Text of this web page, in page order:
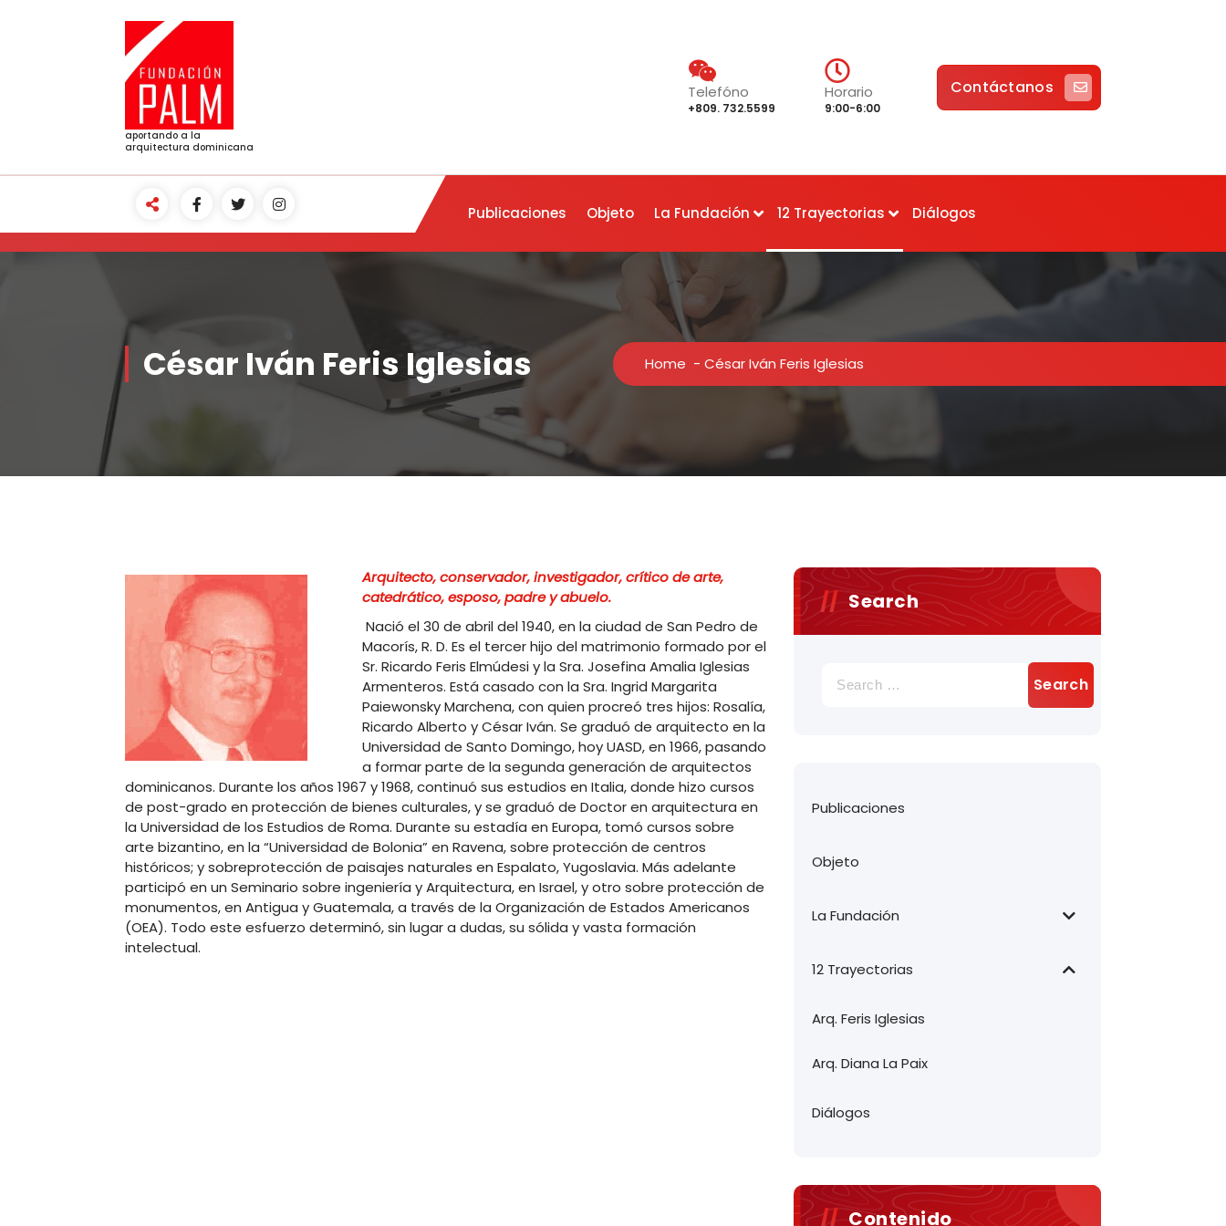
aportando a la
arquitectura dominicana
Telefóno
+809. 732.5599
Horario
9:00-6:00
Contáctanos
Publicaciones Objeto La Fundación 12 Trayectorias Diálogos
César Iván Feris Iglesias Home - César Iván Feris Iglesias
Arquitecto, conservador, investigador, crítico de arte,
catedrático, esposo, padre y abuelo.
Nació el 30 de abril del 1940, en la ciudad de San Pedro de
Macorís, R. D. Es el tercer hijo del matrimonio formado por el
Sr. Ricardo Feris Elmúdesi y la Sra. Josefina Amalia Iglesias
Armenteros. Está casado con la Sra. Ingrid Margarita
Paiewonsky Marchena, con quien procreó tres hijos: Rosalía,
Ricardo Alberto y César Iván. Se graduó de arquitecto en la
Universidad de Santo Domingo, hoy UASD, en 1966, pasando
a formar parte de la segunda generación de arquitectos
dominicanos. Durante los años 1967 y 1968, continuó sus estudios en Italia, donde hizo cursos
de post-grado en protección de bienes culturales, y se graduó de Doctor en arquitectura en
la Universidad de los Estudios de Roma. Durante su estadía en Europa, tomó cursos sobre
arte bizantino, en la “Universidad de Bolonia” en Ravena, sobre protección de centros
históricos; y sobreprotección de paisajes naturales en Espalato, Yugoslavia. Más adelante
participó en un Seminario sobre ingeniería y Arquitectura, en Israel, y otro sobre protección de
monumentos, en Antigua y Guatemala, a través de la Organización de Estados Americanos
(OEA). Todo este esfuerzo determinó, sin lugar a dudas, su sólida y vasta formación
intelectual.
Search
for:
Publicaciones
Objeto
La Fundación
12 Trayectorias
Arq. Feris Iglesias
Arq. Diana La Paix
Diálogos
Contenido